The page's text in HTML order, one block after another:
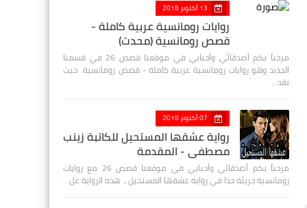
13 أكتوبر 2018
روايات رومانسية عربية كاملة -
قصص رومانسية (محدث)
مرحباً بكم أصدقائي وأحبابي في موقعنا قصص 26 في قسمنا
الجديد وهو روايات رومانسية عربية كاملة - قصص رومانسية حيث
نقد…
07 أكتوبر 2018
رواية عشقها المستحيل للكاتبة زينب
مصطفي - المقدمة
مرحباً بكم أصدقائي وأحبابي في موقعنا قصص 26 مع روايات
رومانسية جريئة جدا في رواية عشقها المستحيل ، هذه الرواية عل…